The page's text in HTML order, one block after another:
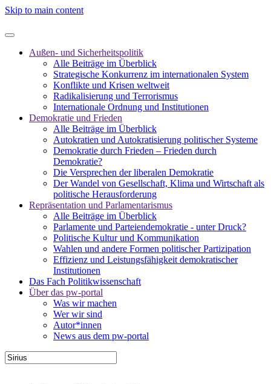
Skip to main content
Außen- und Sicherheitspolitik
Alle Beiträge im Überblick
Strategische Konkurrenz im internationalen System
Konflikte und Krisen weltweit
Radikalisierung und Terrorismus
Internationale Ordnung und Institutionen
Demokratie und Frieden
Alle Beiträge im Überblick
Autokratien und Autokratisierung politischer Systeme
Demokratie durch Frieden – Frieden durch
Demokratie?
Die Versprechen der liberalen Demokratie
Der Wandel von Gesellschaft, Klima und Wirtschaft als
politische Herausforderung
Repräsentation und Parlamentarismus
Alle Beiträge im Überblick
Parlamente und Parteiendemokratie - unter Druck?
Politische Kultur und Kommunikation
Wahlen und andere Formen politischer Partizipation
Effizienz und Leistungsfähigkeit demokratischer
Institutionen
Das Fach Politikwissenschaft
Über das pw-portal
Was wir machen
Wer wir sind
Autor*innen
News aus dem pw-portal